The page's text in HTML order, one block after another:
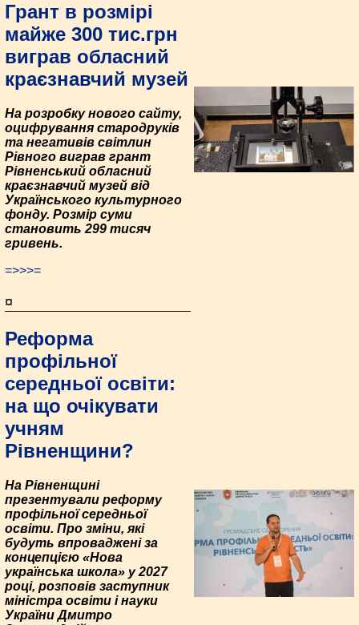
Грант в розмірі
майже 300 тис.грн
виграв обласний
краєзнавчий музей
На розробку нового сайту,
оцифрування стародруків
та негативів світлин
Рівного виграв грант
Рівненський обласний
краєзнавчий музей від
Українського культурного
фонду. Розмір суми
становить 299 тисяч
гривень.
=>>>=
¤
Реформа
профільної
середньої освіти:
на що очікувати
учням
Рівненщини?
На Рівненщині
презентували реформу
профільної середньої
освіти. Про зміни, які
будуть впроваджені за
концепцією «Нова
українська школа» у 2027
році, розповів заступник
міністра освіти і науки
України Дмитро